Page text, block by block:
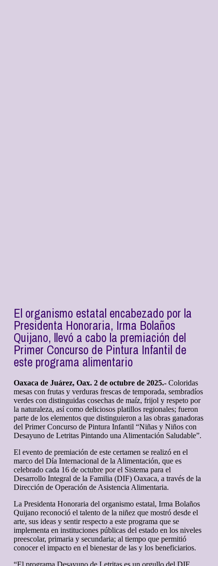
El organismo estatal encabezado por la
Presidenta Honoraria, Irma Bolaños
Quijano, llevó a cabo la premiación del
Primer Concurso de Pintura Infantil de
este programa alimentario
Oaxaca de Juárez, Oax. 2 de octubre de 2025.- Coloridas
mesas con frutas y verduras frescas de temporada, sembradíos
verdes con distinguidas cosechas de maíz, frijol y respeto por
la naturaleza, así como deliciosos platillos regionales; fueron
parte de los elementos que distinguieron a las obras ganadoras
del Primer Concurso de Pintura Infantil “Niñas y Niños con
Desayuno de Letritas Pintando una Alimentación Saludable”.
El evento de premiación de este certamen se realizó en el
marco del Día Internacional de la Alimentación, que es
celebrado cada 16 de octubre por el Sistema para el
Desarrollo Integral de la Familia (DIF) Oaxaca, a través de la
Dirección de Operación de Asistencia Alimentaria.
La Presidenta Honoraria del organismo estatal, Irma Bolaños
Quijano reconoció el talento de la niñez que mostró desde el
arte, sus ideas y sentir respecto a este programa que se
implementa en instituciones públicas del estado en los niveles
preescolar, primaria y secundaria; al tiempo que permitió
conocer el impacto en el bienestar de las y los beneficiarios.